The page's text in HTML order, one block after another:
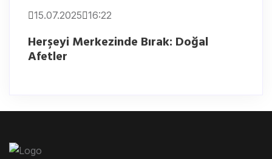
15.07.2025 16:22
Herşeyi Merkezinde Bırak: Doğal
Afetler